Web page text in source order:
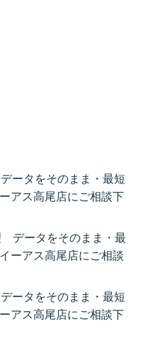
ータをそのまま・最短
アス高尾店にご相談下
データをそのまま・最
ーアス高尾店にご相談
ータをそのまま・最短
アス高尾店にご相談下